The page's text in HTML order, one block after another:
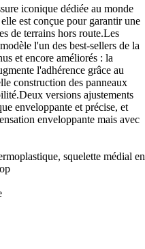
iconique dédiée au monde
est conçue pour garantir une
de terrains hors route.Les
l'un des best-sellers de la
et encore améliorés : la
l'adhérence grâce au
construction des panneaux
versions ajustements
enveloppante et précise, et
enveloppante mais avec
squelette médial en